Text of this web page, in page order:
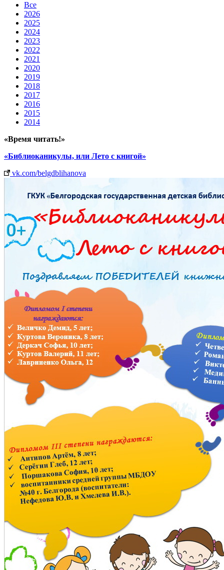
Все
2026
2025
2024
2023
2022
2021
2020
2019
2018
2017
2016
2015
2014
«Время читать!»
«Библиоканикулы, или Лето с книгой»
vk.com/belgdblihanova